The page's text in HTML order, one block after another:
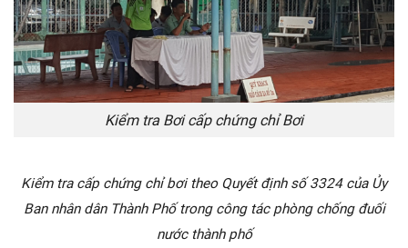
Kiểm tra Bơi cấp chứng chỉ Bơi
Kiểm tra cấp chứng chỉ bơi theo Quyết định số 3324 của Ủy
Ban nhân dân Thành Phố trong công tác phòng chống đuối
nước thành phố